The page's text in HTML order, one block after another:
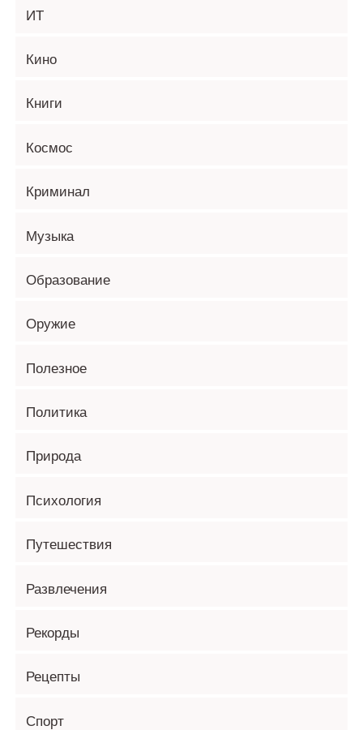
ИТ
Кино
Книги
Космос
Криминал
Музыка
Образование
Оружие
Полезное
Политика
Природа
Психология
Путешествия
Развлечения
Рекорды
Рецепты
Спорт